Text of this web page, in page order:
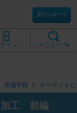
ダウンロード
メニュー
イン
整備手帳 オーディオ
加工 前編